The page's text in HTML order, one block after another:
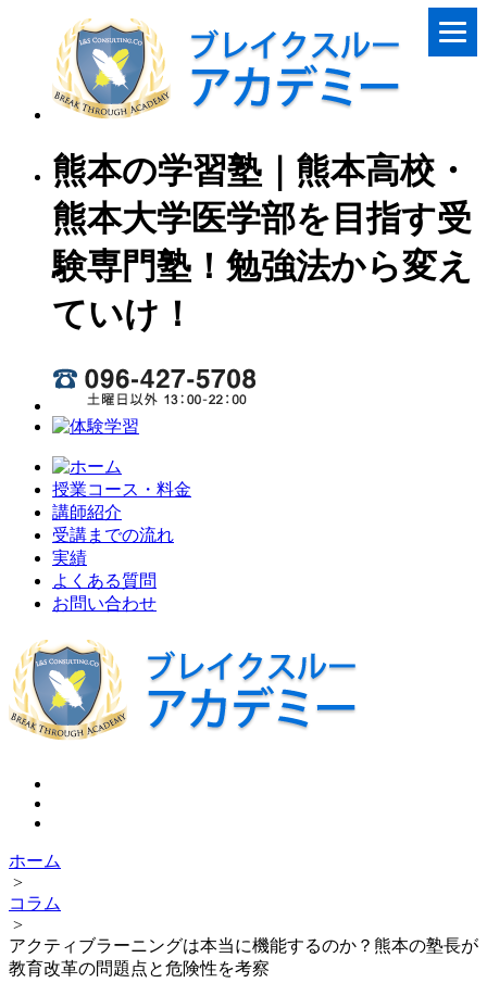
熊本の学習塾｜熊本高校・
熊本大学医学部を目指す受
験専門塾！勉強法から変え
ていけ！
授業コース・料金
講師紹介
受講までの流れ
実績
よくある質問
お問い合わせ
ホーム
>
コラム
>
アクティブラーニングは本当に機能するのか？熊本の塾長が
教育改革の問題点と危険性を考察